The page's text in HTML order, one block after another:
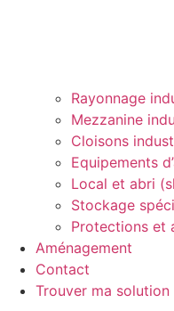
Rayonnage
Mezzanine
Cloisons
Equipements
Local et abri
Stockage
Protections et
Aménagement
Contact
Trouver ma solution